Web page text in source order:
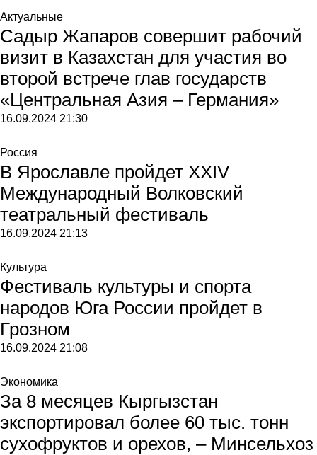
Актуальные
Садыр Жапаров совершит рабочий
визит в Казахстан для участия во
второй встрече глав государств
«Центральная Азия – Германия»
16.09.2024 21:30
Россия
В Ярославле пройдет XXIV
Международный Волковский
театральный фестиваль
16.09.2024 21:13
Культура
Фестиваль культуры и спорта
народов Юга России пройдет в
Грозном
16.09.2024 21:08
Экономика
За 8 месяцев Кыргызстан
экспортировал более 60 тыс. тонн
сухофруктов и орехов, – Минсельхоз